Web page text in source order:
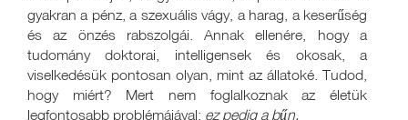
gyakran a pénz, a szexuális vágy, a harag, a keserűség
és az önzés rabszolgái. Annak ellenére, hogy a
tudomány doktorai, intelligensek és okosak, a
viselkedésük pontosan olyan, mint az állatoké. Tudod,
hogy miért? Mert nem foglalkoznak az életük
legfontosabb problémájával; ez pedig a bűn.